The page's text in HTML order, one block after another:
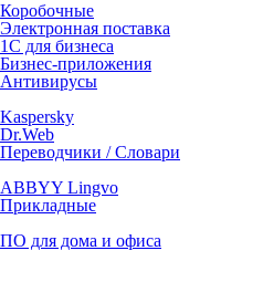
Коробочные
Электронная поставка
1С для бизнеса
Бизнес-приложения
Антивирусы
Kaspersky
Dr.Web
Переводчики / Словари
ABBYY Lingvo
Прикладные
ПО для дома и офиса